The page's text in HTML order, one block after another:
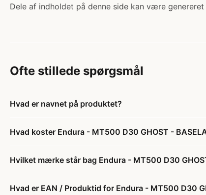
Dele af indholdet på denne side kan være
Ofte stillede spørgsmål
Hvad er navnet på produktet?
Hvad koster Endura - MT500 D30 GHOST -
Hvilket mærke står bag Endura - MT500 D30
Hvad er EAN / Produktid for Endura - MT500 D30